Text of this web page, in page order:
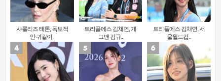
샤를리즈 테론, 독보적
인 귀걸이..
트리플에스 김채연, 개
그맨 김규..
트리플에스 김채연, 서
울월드컵..